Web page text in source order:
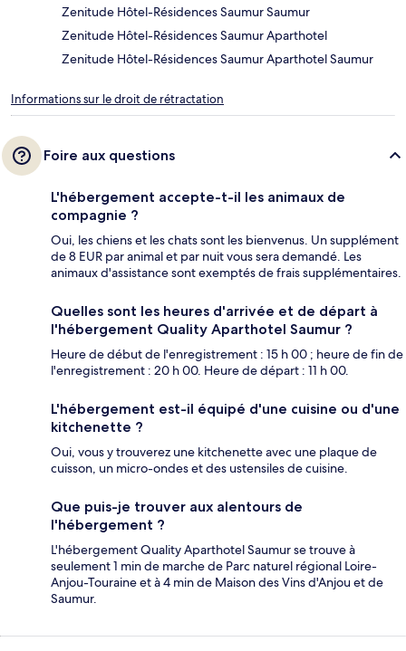
Zenitude Hôtel-Résidences Saumur Saumur
Zenitude Hôtel-Résidences Saumur Aparthotel
Zenitude Hôtel-Résidences Saumur Aparthotel Saumur
Informations sur le droit de rétractation
Foire aux questions
L'hébergement accepte-t-il les animaux de
compagnie ?
Oui, les chiens et les chats sont les bienvenus. Un supplément
de 8 EUR par animal et par nuit vous sera demandé. Les
animaux d'assistance sont exemptés de frais supplémentaires.
Quelles sont les heures d'arrivée et de départ à
l'hébergement Quality Aparthotel Saumur ?
Heure de début de l'enregistrement : 15 h 00 ; heure de fin de
l'enregistrement : 20 h 00. Heure de départ : 11 h 00.
L'hébergement est-il équipé d'une cuisine ou d'une
kitchenette ?
Oui, vous y trouverez une kitchenette avec une plaque de
cuisson, un micro-ondes et des ustensiles de cuisine.
Que puis-je trouver aux alentours de
l'hébergement ?
L'hébergement Quality Aparthotel Saumur se trouve à
seulement 1 min de marche de Parc naturel régional Loire-
Anjou-Touraine et à 4 min de Maison des Vins d'Anjou et de
Saumur.